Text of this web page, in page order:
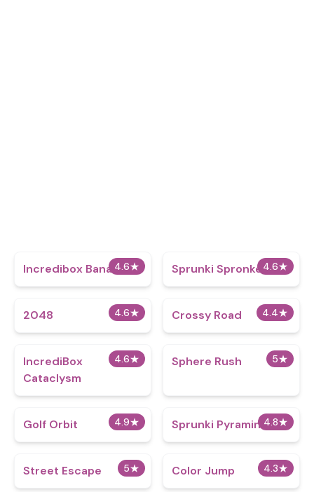
4.6★
Incredibox Banana 4.6★
Sprunki Spronker
4.6★
2048 4.4★
Crossy Road
4.6★
IncrediBox
Cataclysm
5★
Sphere Rush
4.9★
Golf Orbit 4.8★
Sprunki Pyraminx
5★
Street Escape 4.3★
Color Jump